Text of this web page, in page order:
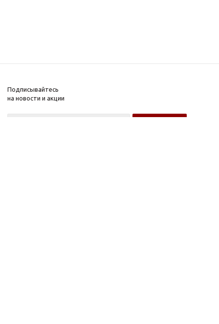
Подписывайтесь
на новости и акции